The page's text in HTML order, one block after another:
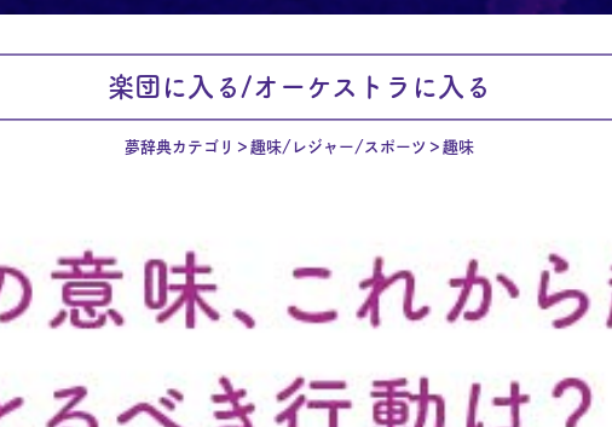
楽団に入る/オーケストラに入る
夢辞典カテゴリ 趣味/レジャー/スポーツ 趣味